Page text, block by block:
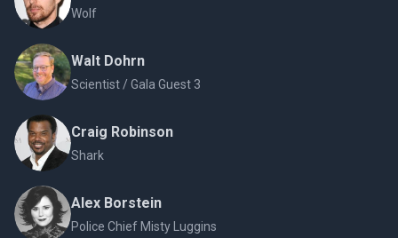
Wolf
Walt Dohrn
Scientist / Gala Guest 3
Craig Robinson
Shark
Alex Borstein
Police Chief Misty Luggins